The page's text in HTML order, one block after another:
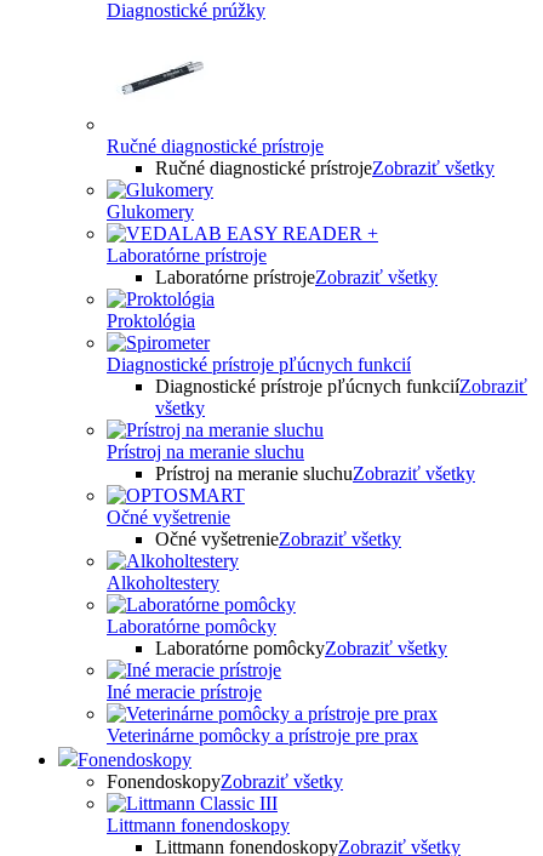
Diagnostické prúžky
Ručné diagnostické prístroje
Ručné diagnostické prístrojeZobraziť všetky
Glukomery
Laboratórne prístroje
Laboratórne prístrojeZobraziť všetky
Proktológia
Diagnostické prístroje pľúcnych funkcií
Diagnostické prístroje pľúcnych funkciíZobraziť
všetky
Prístroj na meranie sluchu
Prístroj na meranie sluchuZobraziť všetky
Očné vyšetrenie
Očné vyšetrenieZobraziť všetky
Alkoholtestery
Laboratórne pomôcky
Laboratórne pomôckyZobraziť všetky
Iné meracie prístroje
Veterinárne pomôcky a prístroje pre prax
Fonendoskopy
FonendoskopyZobraziť všetky
Littmann fonendoskopy
Littmann fonendoskopyZobraziť všetky